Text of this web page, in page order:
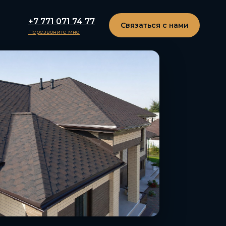
+7 771 071 74 77
Перезвоните мне
Связаться с нами